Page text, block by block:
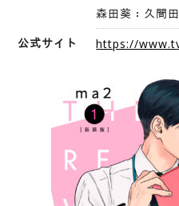
森田葵：久間
公式サイト
https://